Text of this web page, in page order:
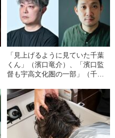
終回！
「見上げるように見ていた千葉
くん」（濱口竜介）、「濱口監
督も宇高文化圏の一部」（千葉
と」「作ること」を語り合う